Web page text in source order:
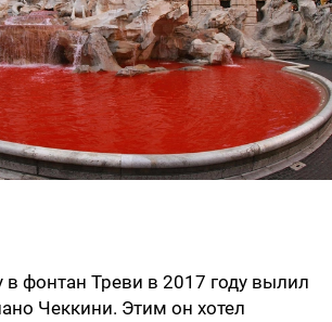
в фонтан Треви в 2017 году вылил
Чеккини. Этим он хотел